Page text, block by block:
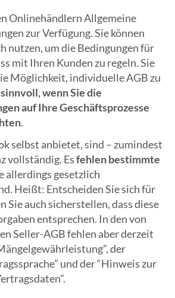
Onlinehändlern Allgemeine
zur Verfügung. Sie können
nutzen, um die Bedingungen für
mit Ihren Kunden zu regeln. Sie
Möglichkeit, individuelle AGB zu
sinnvoll, wenn Sie die
auf Ihre Geschäftsprozesse
.
selbst anbietet, sind – zumindest
vollständig. Esfehlen bestimmte
allerdings gesetzlich
Heißt: Entscheiden Sie sich für
Sie auch sicherstellen, dass diese
entsprechen. In den von
Seller-AGB fehlen aber derzeit
der
und der “Hinweis zur